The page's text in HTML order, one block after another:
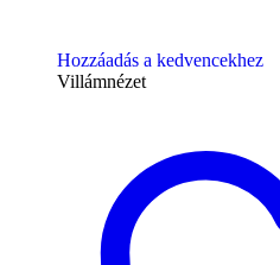
Hozzáadás a kedvencekhez
Villámnézet